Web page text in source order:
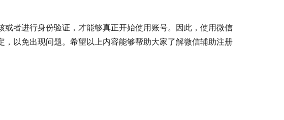
者进行身份验证，才能够真正开始使用账号。因此，使用微信
以免出现问题。希望以上内容能够帮助大家了解微信辅助注册